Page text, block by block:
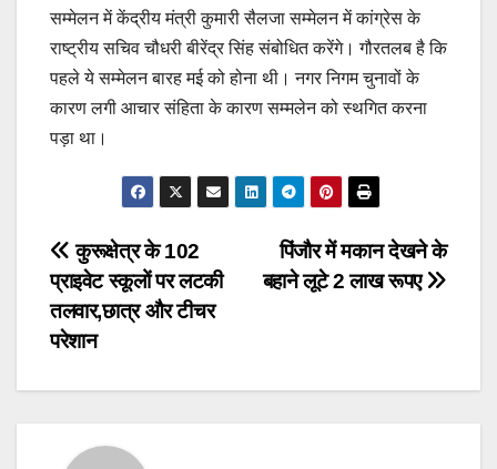
सम्मेलन में केंद्रीय मंत्री कुमारी सैलजा सम्मेलन में कांग्रेस के
राष्ट्रीय सचिव चौधरी बीरेंद्र सिंह संबोधित करेंगे। गौरतलब है कि
पहले ये सम्मेलन बारह मई को होना थी। नगर निगम चुनावों के
कारण लगी आचार संहिता के कारण सम्मलेन को स्थगित करना
पड़ा था।
Post
navigation
पिंजौर में मकान देखने के
बहाने लूटे 2 लाख रूपए
कुरूक्षेत्र के 102
प्राइवेट स्कूलों पर लटकी
तलवार,छात्र और टीचर
परेशान